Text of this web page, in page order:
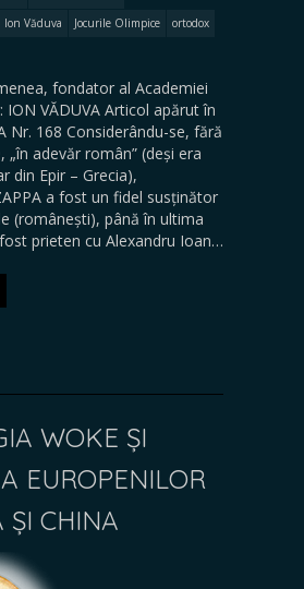
Ion Văduva Jocurile Olimpice
ortodox
fondator al Academiei
ION VĂDUVA Articol apărut în
Nr. 168 Considerându-se, fără
adevăr român” (deși era
din Epir – Grecia),
a fost un fidel susținător
(românești), până în ultima
prieten cu Alexandru Ioan…
WOKE ȘI
EUROPENILOR
ȘI CHINA